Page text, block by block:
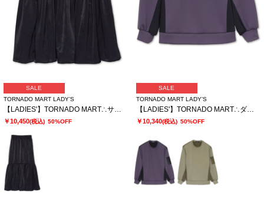
SALE
TORNADO MART LADY’S
￥10,450(税込) 50%OFF
SALE
TORNADO MART LADY’S
￥10,340(税込) 50%OFF